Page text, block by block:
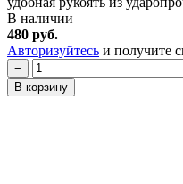
В наличии
480 руб.
Авторизуйтесь и получите
−
В корзину